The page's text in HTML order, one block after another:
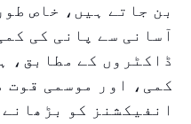
بن جاتے ہیں، خاص
آسانی سے پانی کی
ڈاکٹروں کے مطابق،
کمی، اور موسمی قوت
انفیکشنز کو